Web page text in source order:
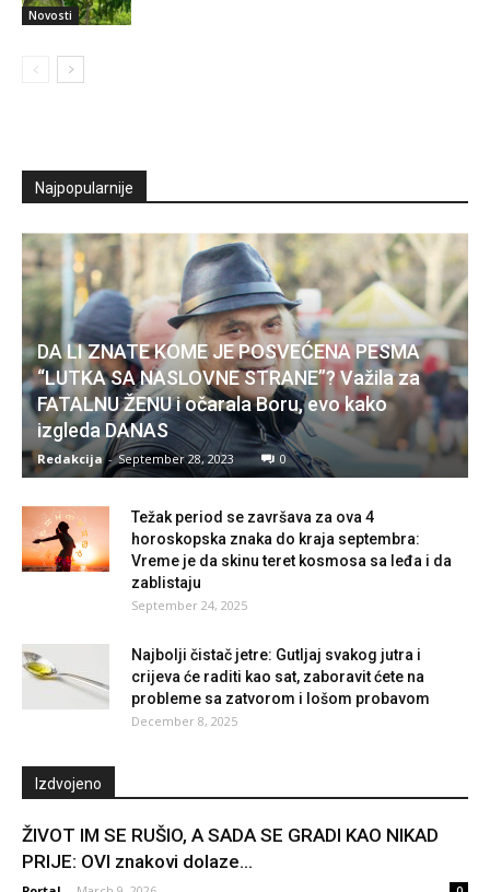
Novosti
Najpopularnije
DA LI ZNATE KOME JE POSVEĆENA PESMA
“LUTKA SA NASLOVNE STRANE”? Važila za
FATALNU ŽENU i očarala Boru, evo kako
izgleda DANAS
Redakcija - September 28, 2023 0
Težak period se završava za ova 4
horoskopska znaka do kraja septembra:
Vreme je da skinu teret kosmosa sa leđa i da
zablistaju
September 24, 2025
Najbolji čistač jetre: Gutljaj svakog jutra i
crijeva će raditi kao sat, zaboravit ćete na
probleme sa zatvorom i lošom probavom
December 8, 2025
Izdvojeno
ŽIVOT IM SE RUŠIO, A SADA SE GRADI KAO NIKAD
PRIJE: OVI znakovi dolaze...